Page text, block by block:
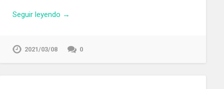
Seguir leyendo →
2021/03/08 0